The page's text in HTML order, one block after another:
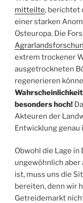
mitteilte, berichtet
einer starken
Osteuropa. Die
extrem trockener
ausgetrockneten
regenerieren
besonders hoch!
Akteuren der
Entwicklung genau
Obwohl die Lage
ungewöhnlich
ist, muss uns die
bereiten, denn wir
Getreidemarkt